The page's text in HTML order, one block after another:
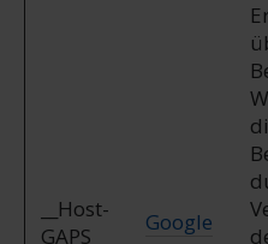
__Host-
GAPS
Google